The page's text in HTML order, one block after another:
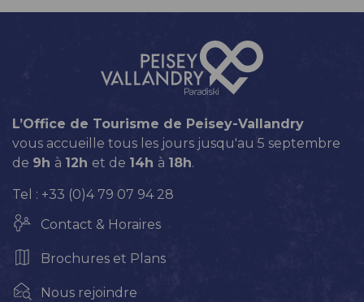
L’Office de Tourisme de Peisey-Vallandry
vous accueille tous les jours jusqu'au 5 septembre
de 9h à 12h et de 14h à 18h.
Tel : +33 (0)4 79 07 94 28
Contact & Horaires
Brochures et Plans
Nous rejoindre